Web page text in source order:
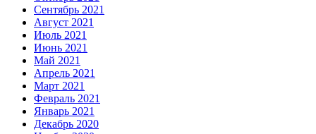
Сентябрь 2021
Август 2021
Июль 2021
Июнь 2021
Май 2021
Апрель 2021
Март 2021
Февраль 2021
Январь 2021
Декабрь 2020